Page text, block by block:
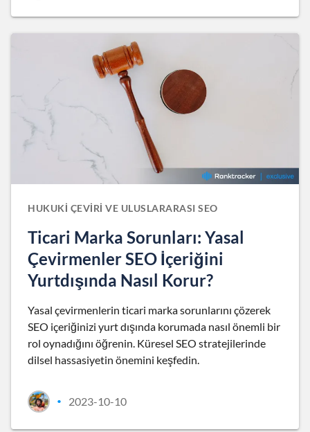
HUKUKI ÇEVIRI VE ULUSLARARASI SEO
Ticari Marka Sorunları: Yasal
Çevirmenler SEO İçeriğini
Yurtdışında Nasıl Korur?
Yasal çevirmenlerin ticari marka sorunlarını çözerek
SEO içeriğinizi yurt dışında korumada nasıl önemli bir
rol oynadığını öğrenin. Küresel SEO stratejilerinde
dilsel hassasiyetin önemini keşfedin.
• 2023-10-10